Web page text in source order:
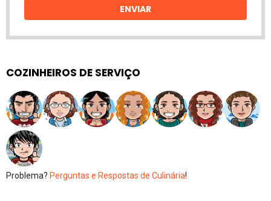
ENVIAR
COZINHEIROS DE SERVIÇO
Problema? Perguntas e Respostas de Culinária!